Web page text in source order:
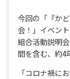
今回の「『か
会！」イベン
組合活動説明
間を含む、約4
「コロナ禍に